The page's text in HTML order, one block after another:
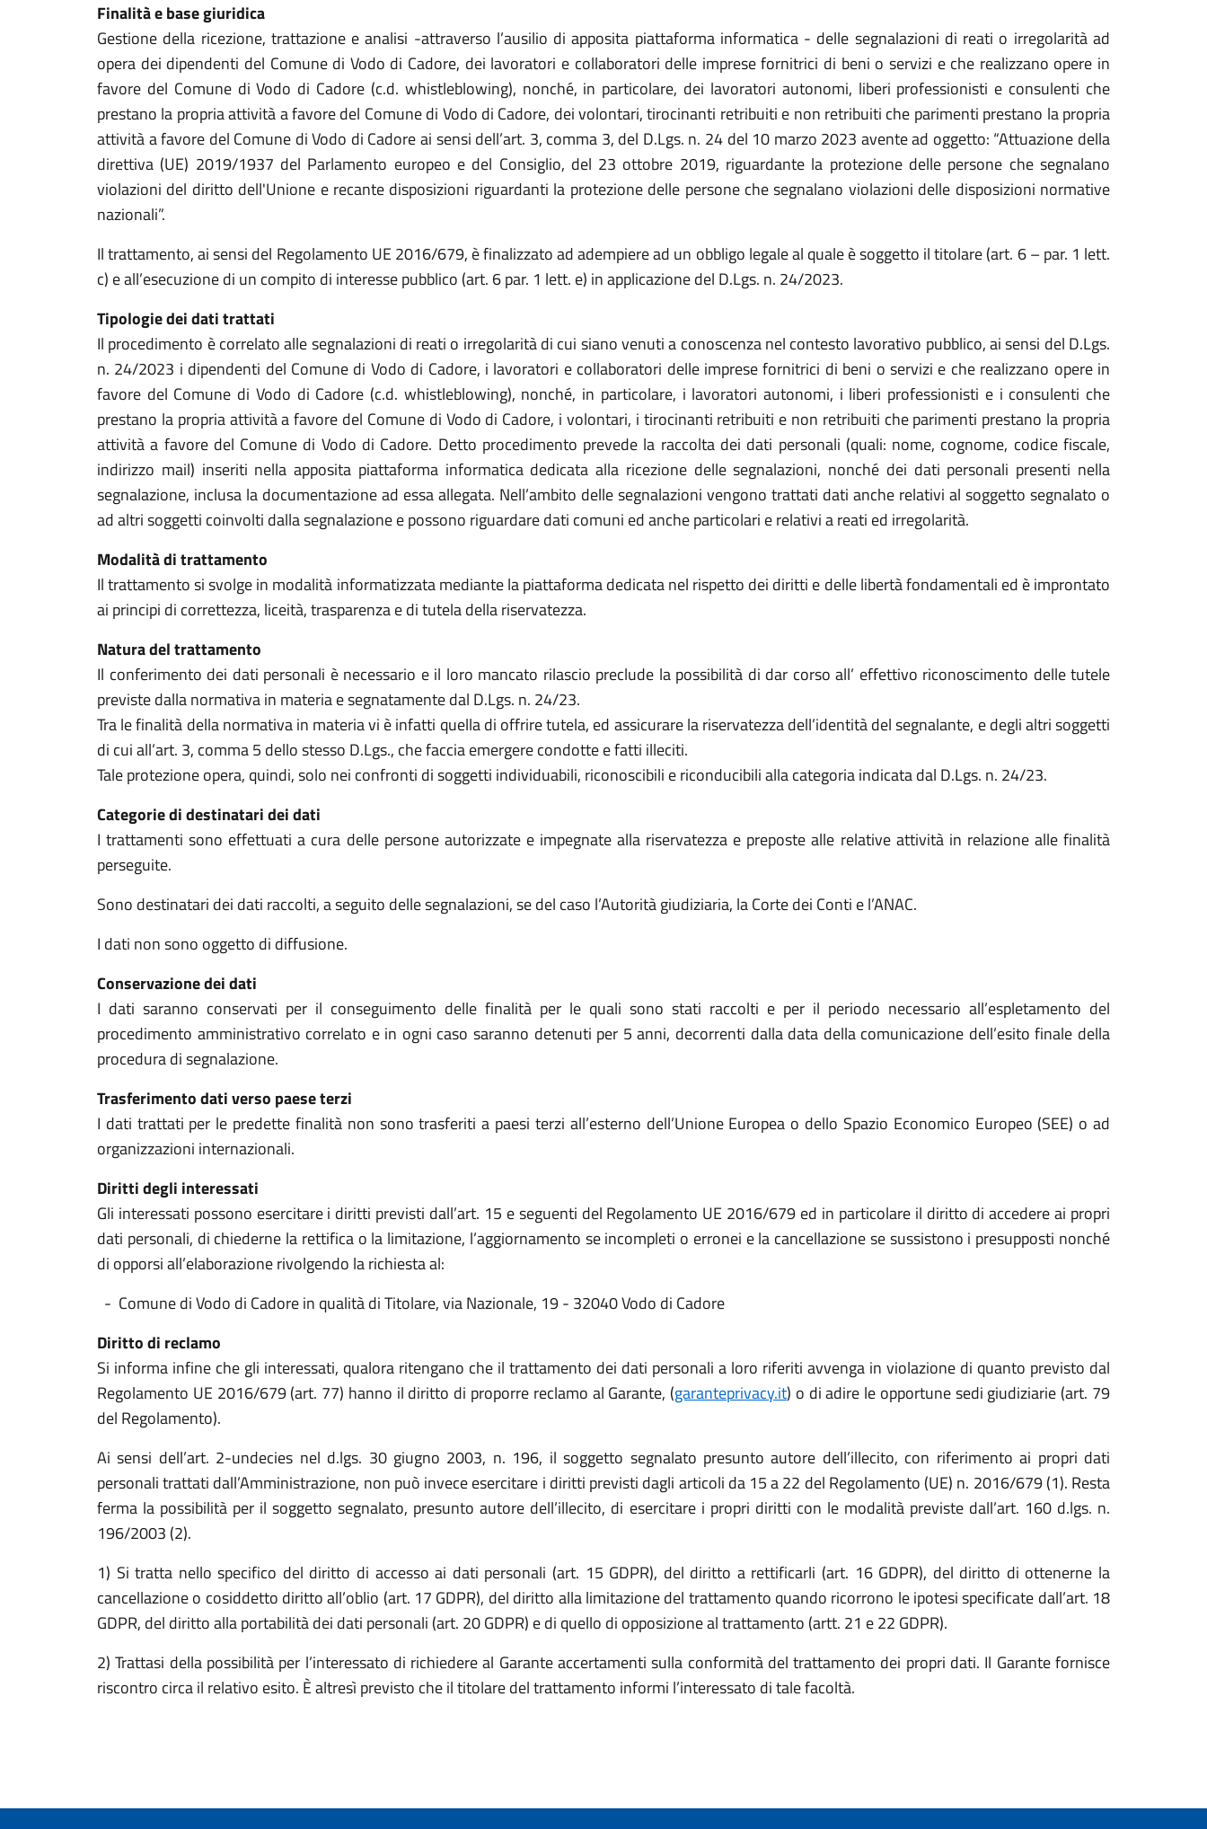
Finalità e base giuridica
Gestione della ricezione, trattazione e analisi -attraverso l’ausilio di apposita piattaforma informatica - delle segnalazioni di reati o irregolarità ad
opera dei dipendenti del Comune di Vodo di Cadore, dei lavoratori e collaboratori delle imprese fornitrici di beni o servizi e che realizzano opere in
favore del Comune di Vodo di Cadore (c.d. whistleblowing), nonché, in particolare, dei lavoratori autonomi, liberi professionisti e consulenti che
prestano la propria attività a favore del Comune di Vodo di Cadore, dei volontari, tirocinanti retribuiti e non retribuiti che parimenti prestano la propria
attività a favore del Comune di Vodo di Cadore ai sensi dell’art. 3, comma 3, del D.Lgs. n. 24 del 10 marzo 2023 avente ad oggetto: “Attuazione della
direttiva (UE) 2019/1937 del Parlamento europeo e del Consiglio, del 23 ottobre 2019, riguardante la protezione delle persone che segnalano
violazioni del diritto dell'Unione e recante disposizioni riguardanti la protezione delle persone che segnalano violazioni delle disposizioni normative
nazionali”.
Il trattamento, ai sensi del Regolamento UE 2016/679, è finalizzato ad adempiere ad un obbligo legale al quale è soggetto il titolare (art. 6 – par. 1 lett.
c) e all’esecuzione di un compito di interesse pubblico (art. 6 par. 1 lett. e) in applicazione del D.Lgs. n. 24/2023.
Tipologie dei dati trattati
Il procedimento è correlato alle segnalazioni di reati o irregolarità di cui siano venuti a conoscenza nel contesto lavorativo pubblico, ai sensi del D.Lgs.
n. 24/2023 i dipendenti del Comune di Vodo di Cadore, i lavoratori e collaboratori delle imprese fornitrici di beni o servizi e che realizzano opere in
favore del Comune di Vodo di Cadore (c.d. whistleblowing), nonché, in particolare, i lavoratori autonomi, i liberi professionisti e i consulenti che
prestano la propria attività a favore del Comune di Vodo di Cadore, i volontari, i tirocinanti retribuiti e non retribuiti che parimenti prestano la propria
attività a favore del Comune di Vodo di Cadore. Detto procedimento prevede la raccolta dei dati personali (quali: nome, cognome, codice fiscale,
indirizzo mail) inseriti nella apposita piattaforma informatica dedicata alla ricezione delle segnalazioni, nonché dei dati personali presenti nella
segnalazione, inclusa la documentazione ad essa allegata. Nell’ambito delle segnalazioni vengono trattati dati anche relativi al soggetto segnalato o
ad altri soggetti coinvolti dalla segnalazione e possono riguardare dati comuni ed anche particolari e relativi a reati ed irregolarità.
Modalità di trattamento
Il trattamento si svolge in modalità informatizzata mediante la piattaforma dedicata nel rispetto dei diritti e delle libertà fondamentali ed è improntato
ai principi di correttezza, liceità, trasparenza e di tutela della riservatezza.
Natura del trattamento
Il conferimento dei dati personali è necessario e il loro mancato rilascio preclude la possibilità di dar corso all’ effettivo riconoscimento delle tutele
previste dalla normativa in materia e segnatamente dal D.Lgs. n. 24/23.
Tra le finalità della normativa in materia vi è infatti quella di offrire tutela, ed assicurare la riservatezza dell’identità del segnalante, e degli altri soggetti
di cui all’art. 3, comma 5 dello stesso D.Lgs., che faccia emergere condotte e fatti illeciti.
Tale protezione opera, quindi, solo nei confronti di soggetti individuabili, riconoscibili e riconducibili alla categoria indicata dal D.Lgs. n. 24/23.
Categorie di destinatari dei dati
I trattamenti sono effettuati a cura delle persone autorizzate e impegnate alla riservatezza e preposte alle relative attività in relazione alle finalità
perseguite.
Sono destinatari dei dati raccolti, a seguito delle segnalazioni, se del caso l’Autorità giudiziaria, la Corte dei Conti e l’ANAC.
I dati non sono oggetto di diffusione.
Conservazione dei dati
I dati saranno conservati per il conseguimento delle finalità per le quali sono stati raccolti e per il periodo necessario all’espletamento del
procedimento amministrativo correlato e in ogni caso saranno detenuti per 5 anni, decorrenti dalla data della comunicazione dell’esito finale della
procedura di segnalazione.
Trasferimento dati verso paese terzi
I dati trattati per le predette finalità non sono trasferiti a paesi terzi all’esterno dell’Unione Europea o dello Spazio Economico Europeo (SEE) o ad
organizzazioni internazionali.
Diritti degli interessati
Gli interessati possono esercitare i diritti previsti dall’art. 15 e seguenti del Regolamento UE 2016/679 ed in particolare il diritto di accedere ai propri
dati personali, di chiederne la rettifica o la limitazione, l’aggiornamento se incompleti o erronei e la cancellazione se sussistono i presupposti nonché
di opporsi all’elaborazione rivolgendo la richiesta al:
- Comune di Vodo di Cadore in qualità di Titolare, via Nazionale, 19 - 32040 Vodo di Cadore
Diritto di reclamo
Si informa infine che gli interessati, qualora ritengano che il trattamento dei dati personali a loro riferiti avvenga in violazione di quanto previsto dal
Regolamento UE 2016/679 (art. 77) hanno il diritto di proporre reclamo al Garante, (garanteprivacy.it) o di adire le opportune sedi giudiziarie (art. 79
del Regolamento).
Ai sensi dell’art. 2-undecies nel d.lgs. 30 giugno 2003, n. 196, il soggetto segnalato presunto autore dell’illecito, con riferimento ai propri dati
personali trattati dall’Amministrazione, non può invece esercitare i diritti previsti dagli articoli da 15 a 22 del Regolamento (UE) n. 2016/679 (1). Resta
ferma la possibilità per il soggetto segnalato, presunto autore dell’illecito, di esercitare i propri diritti con le modalità previste dall’art. 160 d.lgs. n.
196/2003 (2).
1) Si tratta nello specifico del diritto di accesso ai dati personali (art. 15 GDPR), del diritto a rettificarli (art. 16 GDPR), del diritto di ottenerne la
cancellazione o cosiddetto diritto all’oblio (art. 17 GDPR), del diritto alla limitazione del trattamento quando ricorrono le ipotesi specificate dall’art. 18
GDPR, del diritto alla portabilità dei dati personali (art. 20 GDPR) e di quello di opposizione al trattamento (artt. 21 e 22 GDPR).
2) Trattasi della possibilità per l’interessato di richiedere al Garante accertamenti sulla conformità del trattamento dei propri dati. Il Garante fornisce
riscontro circa il relativo esito. È altresì previsto che il titolare del trattamento informi l’interessato di tale facoltà.